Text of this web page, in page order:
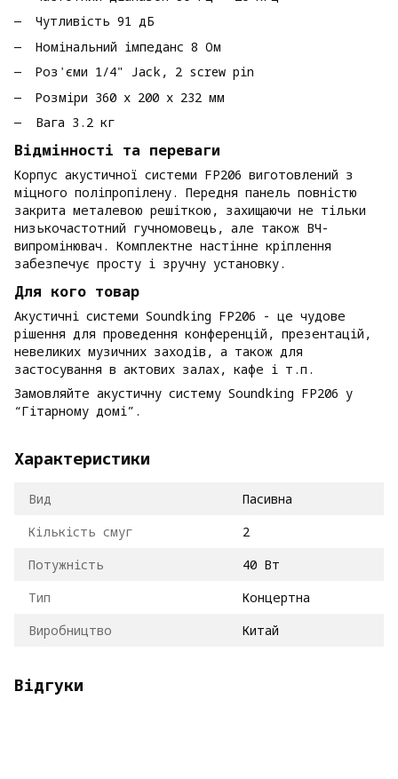
Чутливість 91 дБ
Номінальний імпеданс 8 Ом
Роз'єми 1/4" Jack, 2 screw pin
Розміри 360 х 200 х 232 мм
Вага 3.2 кг
Відмінності та переваги
Корпус акустичної системи FP206 виготовлений з
міцного поліпропілену. Передня панель повністю
закрита металевою решіткою, захищаючи не тільки
низькочастотний гучномовець, але також ВЧ-
випромінювач. Комплектне настінне кріплення
забезпечує просту і зручну установку.
Для кого товар
Акустичні системи Soundking FP206 - це чудове
рішення для проведення конференцій, презентацій,
невеликих музичних заходів, а також для
застосування в актових залах, кафе і т.п.
Замовляйте акустичну систему Soundking FP206 у
“Гітарному домі”.
Характеристики
Вид
Пасивна
Кількість смуг
2
Потужність
40 Вт
Тип
Концертна
Виробництво
Китай
Відгуки